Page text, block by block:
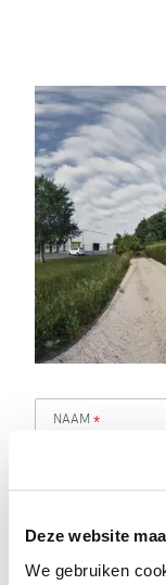
Deze website
We gebruiken
NAAM *